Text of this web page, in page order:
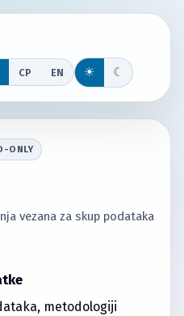
СР EN ☀ ☾
ONLY
vezana za skup podataka
metodologiji